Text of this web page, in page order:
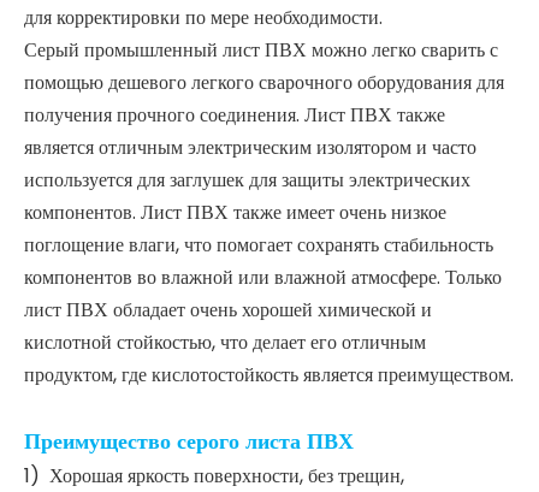
для корректировки по мере необходимости.
Серый промышленный лист ПВХ можно легко сварить с
помощью дешевого легкого сварочного оборудования для
получения прочного соединения. Лист ПВХ также
является отличным электрическим изолятором и часто
используется для заглушек для защиты электрических
компонентов. Лист ПВХ также имеет очень низкое
поглощение влаги, что помогает сохранять стабильность
компонентов во влажной или влажной атмосфере. Только
лист ПВХ обладает очень хорошей химической и
кислотной стойкостью, что делает его отличным
продуктом, где кислотостойкость является преимуществом.
Преимущество серого листа ПВХ
1) Хорошая яркость поверхности, без трещин,